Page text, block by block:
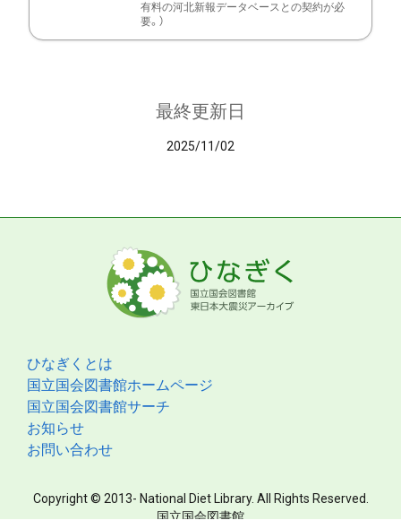
有料の河北新報データベースとの契約が必
要。）
最終更新日
2025/11/02
ひなぎくとは
国立国会図書館ホームページ
国立国会図書館サーチ
お知らせ
お問い合わせ
Copyright © 2013- National Diet Library. All Rights Reserved.